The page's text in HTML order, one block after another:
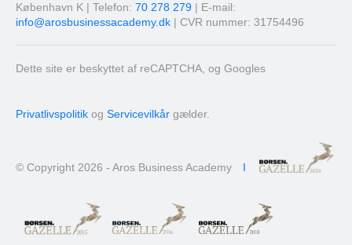
København K | Telefon: 70 278 279 | E-mail:
info@arosbusinessacademy.dk | CVR nummer: 31754496
Dette site er beskyttet af reCAPTCHA, og Googles
Privatlivspolitik og Servicevilkår gælder.
© Copyright 2026 - Aros Business Academy I